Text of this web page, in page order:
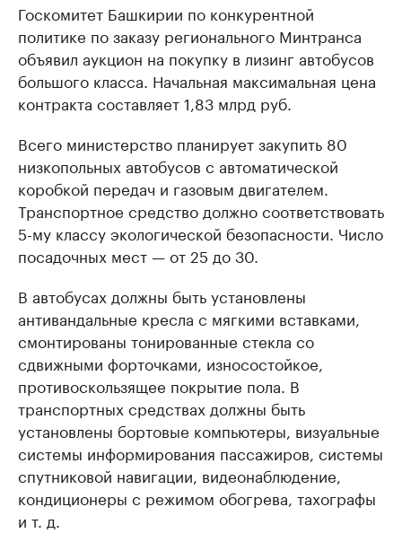
Госкомитет Башкирии по конкурентной
политике по заказу регионального Минтранса
объявил аукцион на покупку в лизинг автобусов
большого класса. Начальная максимальная цена
контракта составляет 1,83 млрд руб.
Всего министерство планирует закупить 80
низкопольных автобусов с автоматической
коробкой передач и газовым двигателем.
Транспортное средство должно соответствовать
5-му классу экологической безопасности. Число
посадочных мест — от 25 до 30.
В автобусах должны быть установлены
антивандальные кресла с мягкими вставками,
смонтированы тонированные стекла со
сдвижными форточками, износостойкое,
противоскользящее покрытие пола. В
транспортных средствах должны быть
установлены бортовые компьютеры, визуальные
системы информирования пассажиров, системы
спутниковой навигации, видеонаблюдение,
кондиционеры с режимом обогрева, тахографы
и т. д.